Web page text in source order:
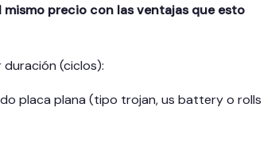
precio con las ventajas que esto
(ciclos):
placa plana (tipo trojan, us battery o rolls